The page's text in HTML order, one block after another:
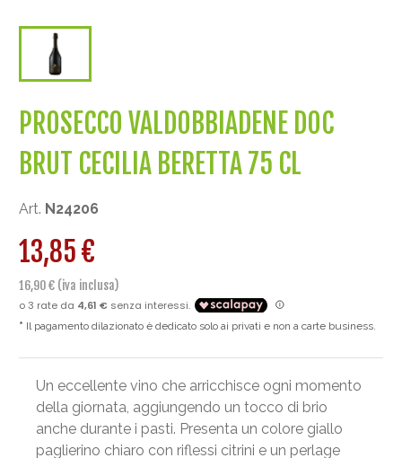
PROSECCO VALDOBBIADENE DOC
BRUT CECILIA BERETTA 75 CL
Art. N24206
13,85 €
16,90 € (iva inclusa)
Il pagamento dilazionato è dedicato solo ai privati e non a carte business.
Un eccellente vino che arricchisce ogni momento
della giornata, aggiungendo un tocco di brio
anche durante i pasti. Presenta un colore giallo
paglierino chiaro con riflessi citrini e un perlage